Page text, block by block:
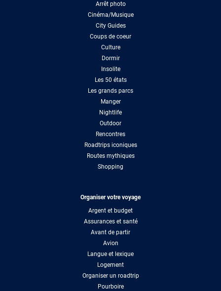
Arrêt photo
Cinéma/Musique
City Guides
Coups de coeur
Culture
Dormir
Insolite
Les 50 états
Les grands parcs
Manger
Nightlife
Outdoor
Rencontres
Roadtrips iconiques
Routes mythiques
Shopping
Organiser votre voyage
Argent et budget
Assurances et santé
Avant de partir
Avion
Langue et lexique
Logement
Organiser un roadtrip
Pourboire